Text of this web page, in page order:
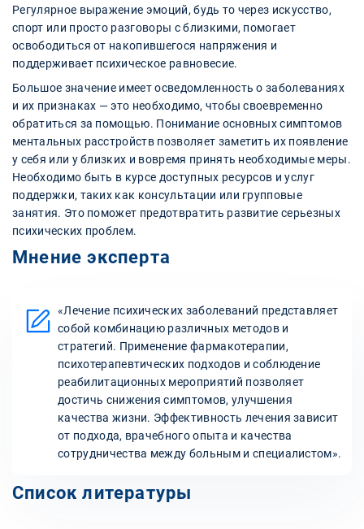
Регулярное выражение эмоций, будь то через искусство,
спорт или просто разговоры с близкими, помогает
освободиться от накопившегося напряжения и
поддерживает психическое равновесие.
Большое значение имеет осведомленность о заболеваниях
и их признаках — это необходимо, чтобы своевременно
обратиться за помощью. Понимание основных симптомов
ментальных расстройств позволяет заметить их появление
у себя или у близких и вовремя принять необходимые меры.
Необходимо быть в курсе доступных ресурсов и услуг
поддержки, таких как консультации или групповые
занятия. Это поможет предотвратить развитие серьезных
психических проблем.
Мнение эксперта
«Лечение психических заболеваний представляет
собой комбинацию различных методов и
стратегий. Применение фармакотерапии,
психотерапевтических подходов и соблюдение
реабилитационных мероприятий позволяет
достичь снижения симптомов, улучшения
качества жизни. Эффективность лечения зависит
от подхода, врачебного опыта и качества
сотрудничества между больным и специалистом».
Список литературы